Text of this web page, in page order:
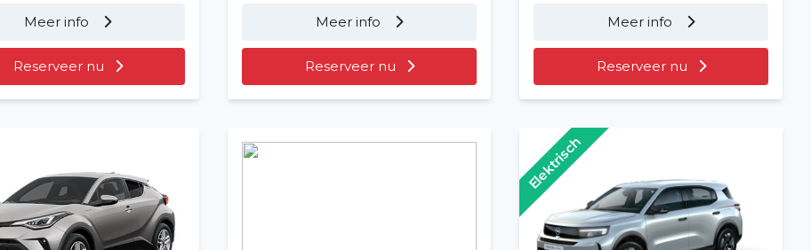
Meer info
Reserveer nu
Meer info
Reserveer nu
Meer info
Reserveer nu
Elektrisch